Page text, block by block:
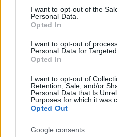
consent section.
I want to opt-out of the
Personal Data.
Opted In
I want to opt-out of
Personal Data for
Opted In
I want to opt-out of
Retention, Sale, and/or
Personal Data that Is
Purposes for which it was
Opted Out
Google consents
Σχόλια
ταυτοποίηση» λέει ο
δικηγόρος της 46χρονης –
Η ξανθιά κοτσίδα και η
ίδια υπόθεση